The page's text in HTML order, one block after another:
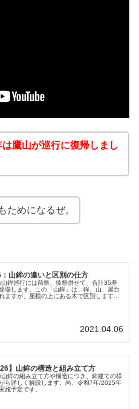
鷹山が巡行に復帰しまし
ためになるぜ。
山鉾の違いと区別の仕方
鉾巡行には前祭、後祭併せて、合計35基
場します。この「山鉾」は、鉾、山、屋台
ますが、屋根の上にある木で区別します
2021.04.06
】山鉾の構造と組み立て方
鉾の組み立て方や構造につき、鉾建ての様
ら詳しく解説します。尚、令和7年/2025年
施予定です。